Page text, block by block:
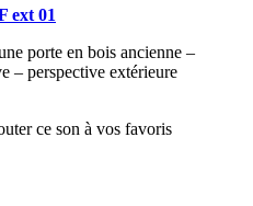
ext 01
porte en bois ancienne –
– perspective extérieure